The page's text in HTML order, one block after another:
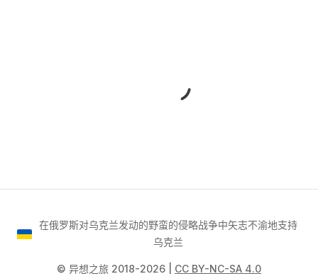
在俄罗斯对乌克兰发动的野蛮的侵略战争中矢志不渝地支持
乌克兰
©️ 异想之旅 2018-2026 | CC BY-NC-SA 4.0